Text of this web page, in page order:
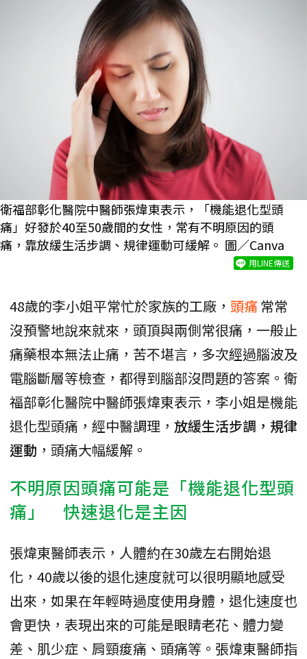
衛福部彰化醫院中醫師張煒東表示，「機能退化型頭
痛」好發於40至50歲間的女性，常有不明原因的頭
痛，靠放緩生活步調、規律運動可緩解。 圖／Canva
用LINE傳送
48歲的李小姐平常忙於家族的工廠， 頭痛常常
沒預警地說來就來，頭頂與兩側常很痛，一般止
痛藥根本無法止痛，苦不堪言，多次經過腦波及
電腦斷層等檢查，都得到腦部沒問題的答案。衛
福部彰化醫院中醫師張煒東表示，李小姐是機能
退化型頭痛，經中醫調理， 放緩生活步調，規律
運動 ，頭痛大幅緩解。
不明原因頭痛可能是「機能退化型頭
痛」 快速退化是主因
張煒東醫師表示，人體約在30歲左右開始退
化，40歲以後的退化速度就可以很明顯地感受
出來，如果在年輕時過度使用身體，退化速度也
會更快，表現出來的可能是眼睛老花、體力變
差、肌少症、肩頸痠痛、頭痛等。張煒東醫師指